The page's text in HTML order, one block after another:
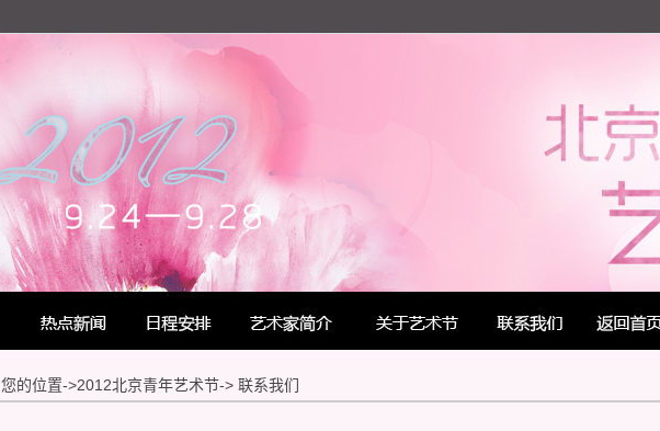
您的位置->2012北京青年艺术节-> 联系我们